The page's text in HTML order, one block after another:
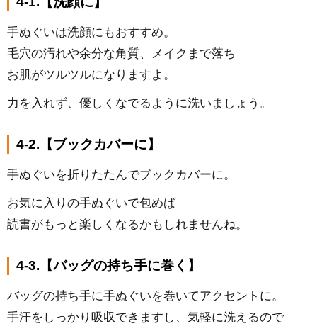
手ぬぐいは洗顔にもおすすめ。
毛穴の汚れや余分な角質、メイクまで落ち
お肌がツルツルになりますよ。
力を入れず、優しくなでるように洗いましょう。
4-2.【ブックカバーに】
手ぬぐいを折りたたんでブックカバーに。
お気に入りの手ぬぐいで包めば
読書がもっと楽しくなるかもしれませんね。
4-3.【バッグの持ち手に巻く】
バッグの持ち手に手ぬぐいを巻いてアクセントに。
手汗をしっかり吸収できますし、気軽に洗えるので